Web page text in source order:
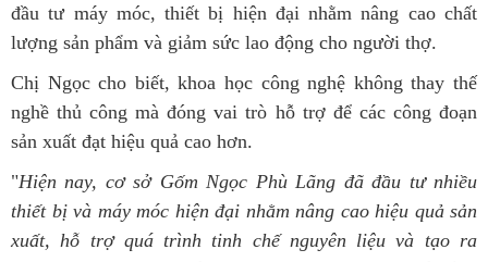
đầu tư máy móc, thiết bị hiện đại nhằm nâng cao chất
lượng sản phẩm và giảm sức lao động cho người thợ.
Chị Ngọc cho biết, khoa học công nghệ không thay thế
nghề thủ công mà đóng vai trò hỗ trợ để các công đoạn
sản xuất đạt hiệu quả cao hơn.
"Hiện nay, cơ sở Gốm Ngọc Phù Lãng đã đầu tư nhiều
thiết bị và máy móc hiện đại nhằm nâng cao hiệu quả sản
xuất, hỗ trợ quá trình tinh chế nguyên liệu và tạo ra